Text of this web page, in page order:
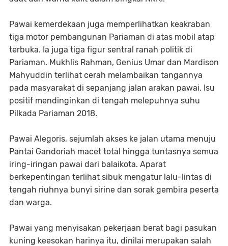
Pawai kemerdekaan juga memperlihatkan keakraban
tiga motor pembangunan Pariaman di atas mobil atap
terbuka. Ia juga tiga figur sentral ranah politik di
Pariaman. Mukhlis Rahman, Genius Umar dan Mardison
Mahyuddin terlihat cerah melambaikan tangannya
pada masyarakat di sepanjang jalan arakan pawai. Isu
positif mendinginkan di tengah melepuhnya suhu
Pilkada Pariaman 2018.
Pawai Alegoris, sejumlah akses ke jalan utama menuju
Pantai Gandoriah macet total hingga tuntasnya semua
iring-iringan pawai dari balaikota. Aparat
berkepentingan terlihat sibuk mengatur lalu-lintas di
tengah riuhnya bunyi sirine dan sorak gembira peserta
dan warga.
Pawai yang menyisakan pekerjaan berat bagi pasukan
kuning keesokan harinya itu, dinilai merupakan salah